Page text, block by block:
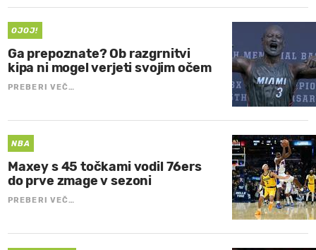
OJOJ!
Ga prepoznate? Ob razgrnitvi
kipa ni mogel verjeti svojim očem
PREBERI VEČ…
NBA
Maxey s 45 točkami vodil 76ers
do prve zmage v sezoni
PREBERI VEČ…